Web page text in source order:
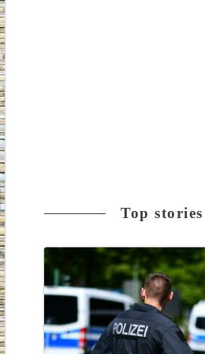
Top stories